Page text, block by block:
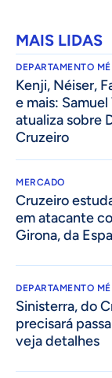
MAIS LIDAS
DEPARTAMENTO
Kenji, Néiser,
e mais:
atualiza sobre
Cruzeiro
MERCADO
Cruzeiro
em atacante
Girona, da
DEPARTAMENTO
Sinisterra, do
precisará
veja detalhes